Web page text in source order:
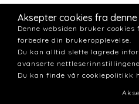
Aksepter cookies fra denne
Denne websiden bruker
forbedre din brukeropplevelse.
Du kan alltid slette lagrede
avanserte
Du kan finde vår cookiepolitikk